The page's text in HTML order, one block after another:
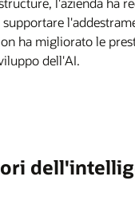
ha migliorato le
dell'AI.